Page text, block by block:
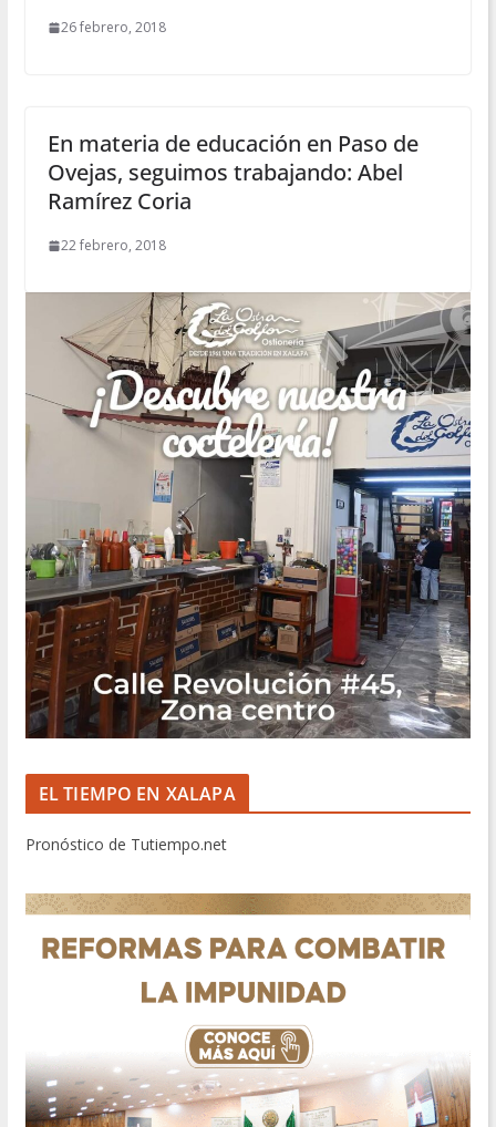
26 febrero, 2018
En materia de educación en Paso de
Ovejas, seguimos trabajando: Abel
Ramírez Coria
22 febrero, 2018
EL TIEMPO EN XALAPA
Pronóstico de Tutiempo.net